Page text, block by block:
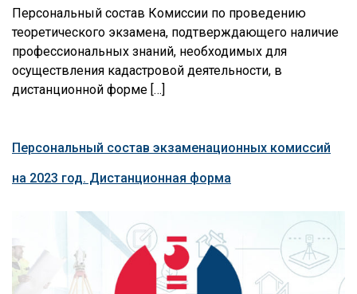
Персональный состав Комиссии по проведению
теоретического экзамена, подтверждающего наличие
профессиональных знаний, необходимых для
осуществления кадастровой деятельности, в
дистанционной форме […]
Персональный состав экзаменационных комиссий
на 2023 год. Дистанционная форма